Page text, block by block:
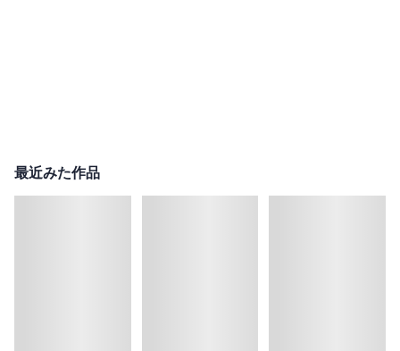
最近みた作品